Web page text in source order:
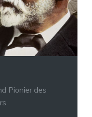
Pionier des